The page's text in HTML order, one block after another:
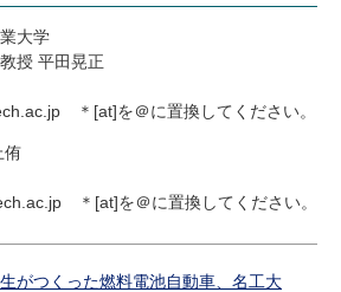
大学
授 平田晃正
＊[at]を＠に置換してください。
侑
＊[at]を＠に置換してください。
生がつくった燃料電池自動車、名工大